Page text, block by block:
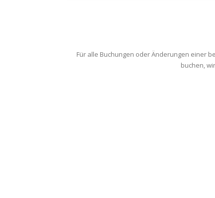
Für alle Buchungen oder Änderungen einer
buchen,